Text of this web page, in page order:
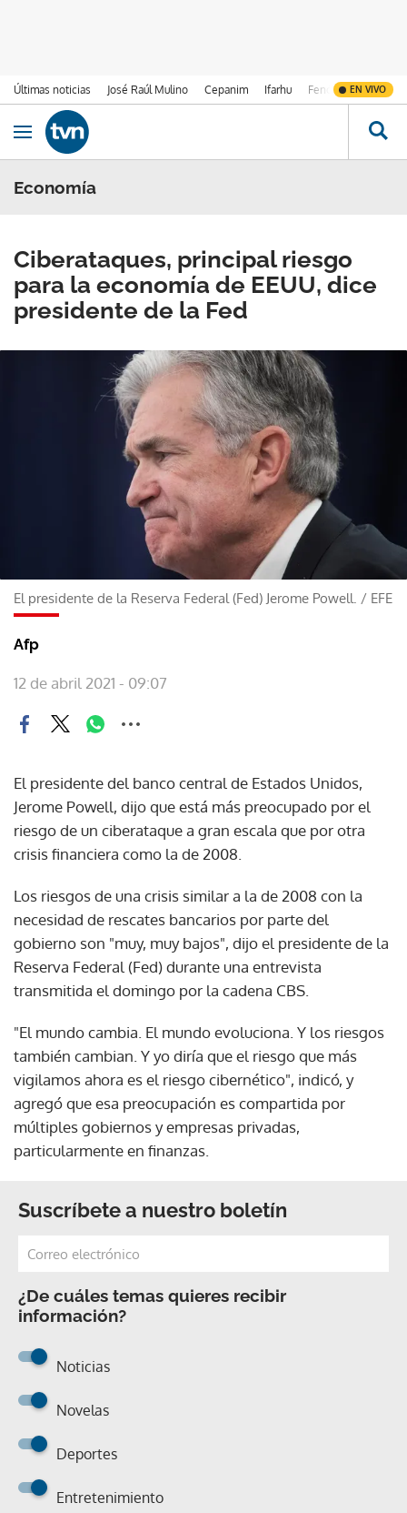
Últimas noticias José Raúl Mulino Cepanim Ifarhu Fenómeno de El
EN VIVO
Ir al contenido
Obrir navegació
Economía
Ciberataques, principal riesgo
para la economía de EEUU, dice
presidente de la Fed
El presidente de la Reserva Federal (Fed) Jerome Powell. / EFE
Afp
12 de abril 2021 - 09:07
El presidente del banco central de Estados Unidos,
Jerome Powell, dijo que está más preocupado por el
riesgo de un ciberataque a gran escala que por otra
crisis financiera como la de 2008.
Los riesgos de una crisis similar a la de 2008 con la
necesidad de rescates bancarios por parte del
gobierno son "muy, muy bajos", dijo el presidente de la
Reserva Federal (Fed) durante una entrevista
transmitida el domingo por la cadena CBS.
"El mundo cambia. El mundo evoluciona. Y los riesgos
también cambian. Y yo diría que el riesgo que más
vigilamos ahora es el riesgo cibernético", indicó, y
agregó que esa preocupación es compartida por
múltiples gobiernos y empresas privadas,
particularmente en finanzas.
Suscríbete a nuestro boletín
¿De cuáles temas quieres recibir
información?
Noticias
Novelas
Deportes
Entretenimiento